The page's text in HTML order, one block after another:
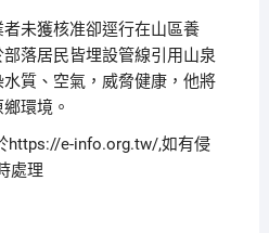
未獲核准卻逕行在山區養
落居民皆埋設管線引用山泉
質、空氣，威脅健康，他將
環境。
https://e-info.org.tw/,如有侵
處理